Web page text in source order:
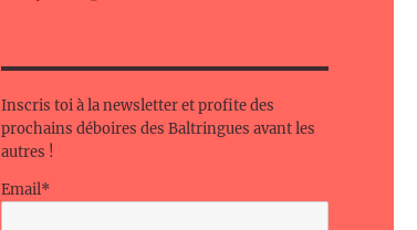
Inscris toi à la newsletter et profite des
prochains déboires des Baltringues avant les
autres !
Email*